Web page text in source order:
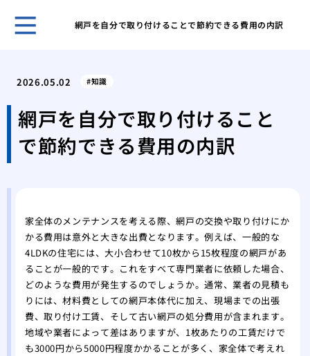
網戸を自分で取り付けることで節約できる費用の内訳
畳
徹
う
壁
関係
2026.05.02 知識
網戸を自分で取り付けること
で節約できる費用の内訳
家全体のメンテナンスを考える際、網戸の交換や取り付けにか
かる費用は意外と大きな出費となります。例えば、一般的な
4LDKの住宅には、大小合わせて10枚から15枚程度の網戸があ
ることが一般的です。これをすべて専門業者に依頼した場合、
どのような費用が発生するのでしょうか。通常、業者の見積も
りには、材料費としての網戸本体代に加え、現場までの出張
費、取り付け工賃、そして古い網戸の処分費用が含まれます。
地域や業者によって差はありますが、1枚あたりの工賃だけで
も3000円から5000円程度かかることが多く、家全体で考えれ